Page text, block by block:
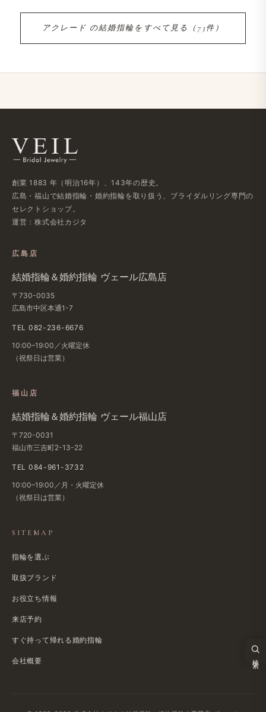
アクレード の​結婚​指輪を​すべて​見る​（73件）
創業 1883 年​（明治16年）、​143年の​歴史。
広島・福山で​結婚指輪・婚約指輪を​取り扱う、​ブライダルリング専門の​
セレクトショップ。
運営：株式会社カジタ
広島店
結婚​指輪＆婚約指輪 ヴェール​広島店
〒730-0035
広島市中区本通1-7
TEL 082-236-6676
10:00–19:00／火曜定休
（祝祭日は​営業）
福山店
結婚​指輪＆婚約指輪 ヴェール福山店
〒720-0031
福山市三吉町2-13-22
TEL 084-961-3732
10:00–19:00／月・火曜定休
（祝祭日は​営業）
SITEMAP
指輪を選ぶ
取扱ブランド
お役立ち情報
来店予約
すぐ​持って帰れる​婚約指輪
会社概要